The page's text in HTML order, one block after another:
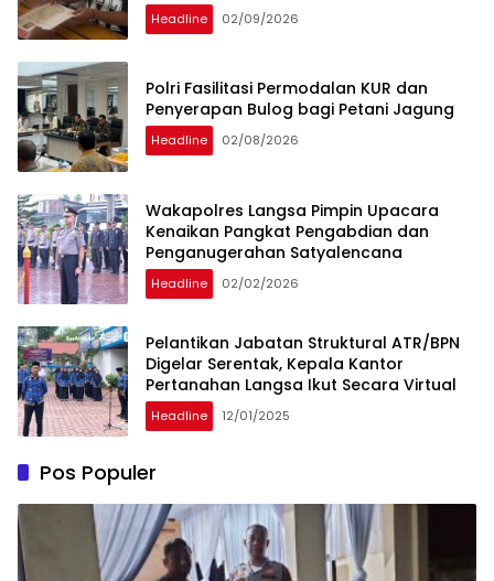
Headline 02/09/2026
Polri Fasilitasi Permodalan KUR dan
Penyerapan Bulog bagi Petani Jagung
Headline 02/08/2026
Wakapolres Langsa Pimpin Upacara
Kenaikan Pangkat Pengabdian dan
Penganugerahan Satyalencana
Headline 02/02/2026
Pelantikan Jabatan Struktural ATR/BPN
Digelar Serentak, Kepala Kantor
Pertanahan Langsa Ikut Secara Virtual
Headline 12/01/2025
Pos Populer